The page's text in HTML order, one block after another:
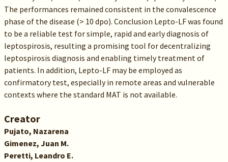
The performances remained consistent in the convalescence
phase of the disease (> 10 dpo). Conclusion Lepto-LF was found
to be a reliable test for simple, rapid and early diagnosis of
leptospirosis, resulting a promising tool for decentralizing
leptospirosis diagnosis and enabling timely treatment of
patients. In addition, Lepto-LF may be employed as
confirmatory test, especially in remote areas and vulnerable
contexts where the standard MAT is not available.
Creator
Pujato, Nazarena
Gimenez, Juan M.
Peretti, Leandro E.